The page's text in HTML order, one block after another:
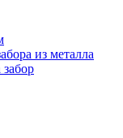
из металла